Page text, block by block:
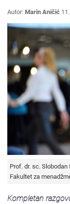
Autor: Marin Aničić
Prof. dr. sc.
Fakultet za
Kompletan